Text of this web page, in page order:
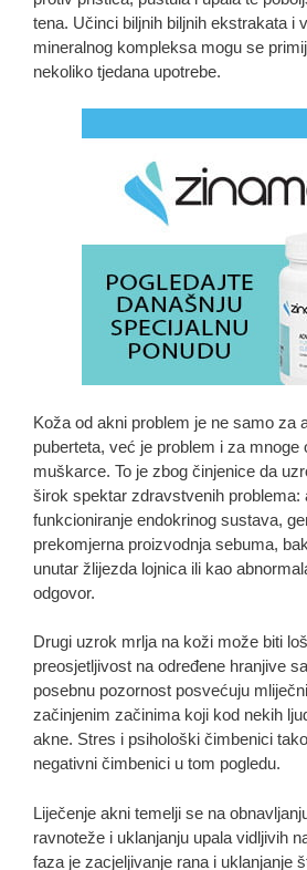
tena. Učinci biljnih biljnih ekstrakata i
mineralnog kompleksa mogu se
nekoliko tjedana upotrebe.
Koža od akni problem je ne samo za
puberteta, već je problem i za mnoge
muškarce. To je zbog činjenice da
širok spektar zdravstvenih problema:
funkcioniranje endokrinog sustava,
prekomjerna proizvodnja sebuma,
unutar žlijezda lojnica ili kao
odgovor.
Drugi uzrok mrlja na koži može biti
preosjetljivost na određene hranjive
posebnu pozornost posvećuju
začinjenim začinima koji kod nekih
akne. Stres i psihološki čimbenici
negativni čimbenici u tom pogledu.
Liječenje akni temelji se na
ravnoteže i uklanjanju upala vidljivih
faza je zacjeljivanje rana i uklanjanje